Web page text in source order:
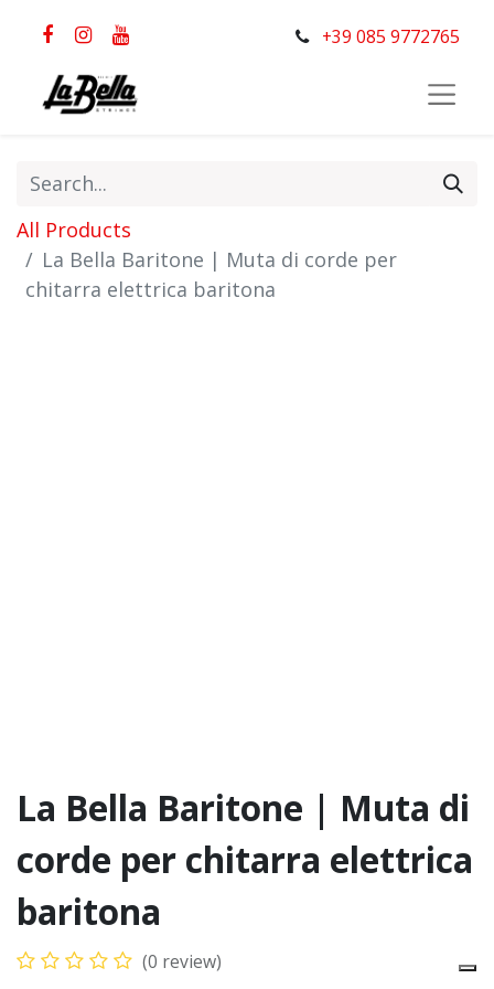
+39 085 9772765
All Products
La Bella Baritone | Muta di corde per
chitarra elettrica baritona
La Bella Baritone | Muta di
corde per chitarra elettrica
baritona
(0 review)